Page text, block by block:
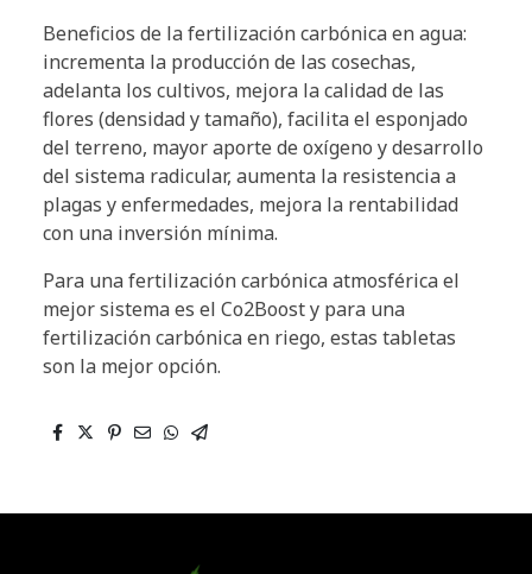
Beneficios de la fertilización carbónica en agua:
incrementa la producción de las cosechas,
adelanta los cultivos, mejora la calidad de las
flores (densidad y tamaño), facilita el esponjado
del terreno, mayor aporte de oxígeno y desarrollo
del sistema radicular, aumenta la resistencia a
plagas y enfermedades, mejora la rentabilidad
con una inversión mínima.
Para una fertilización carbónica atmosférica el
mejor sistema es el Co2Boost y para una
fertilización carbónica en riego, estas tabletas
son la mejor opción.